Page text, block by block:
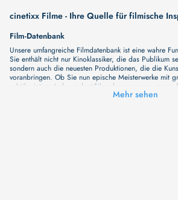
cinetixx Filme - Ihre Quelle für filmische
Film-Datenbank
Unsere umfangreiche Filmdatenbank ist eine wahre
Sie enthält nicht nur Kinoklassiker, die das Publikum
sondern auch die neuesten Produktionen, die die
voranbringen. Ob Sie nun epische Meisterwerke mit
subtile, intime Independent-Filme bevorzugen, unsere
von Inhalten, die Ihr Herz und Ihren Geist berühren
Mehr sehen